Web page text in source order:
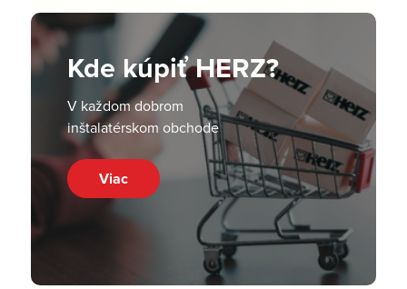
Kde kúpiť HERZ?
V každom dobrom
inštalatérskom obchode
Viac